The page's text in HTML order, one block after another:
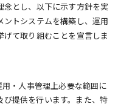
念とし、以下に示す方針を実
トシステムを構築し、運用
て取り組むことを宣言しま
・人事管理上必要な範囲に
提供を行います。また、特